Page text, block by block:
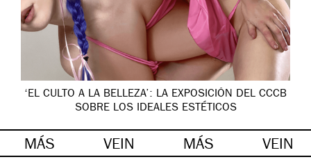
‘EL CULTO A LA BELLEZA’: LA EXPOSICIÓN DEL CCCB
SOBRE LOS IDEALES ESTÉTICOS
MÁS VEIN MÁS VEIN